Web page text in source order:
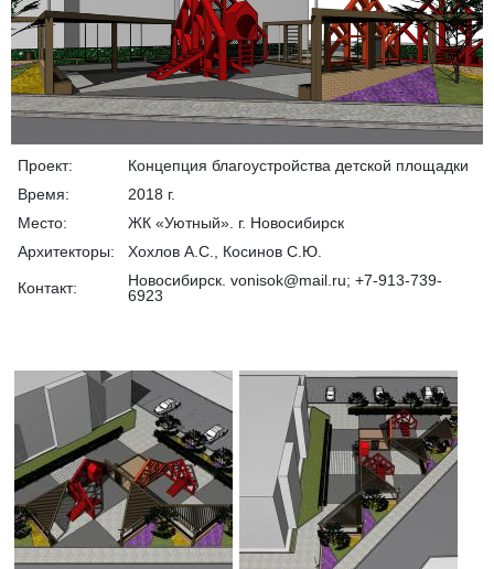
Проект:
Концепция благоустройства детской площадки
Время:
2018 г.
Место:
ЖК «Уютный». г. Новосибирск
Архитекторы:
Хохлов А.С., Косинов С.Ю.
Контакт:
Новосибирск. vonisok@mail.ru; +7-913-739-
6923